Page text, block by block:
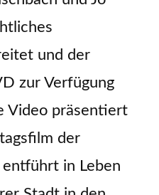
und der
zur Verfügung
Video präsentiert
der
in Leben